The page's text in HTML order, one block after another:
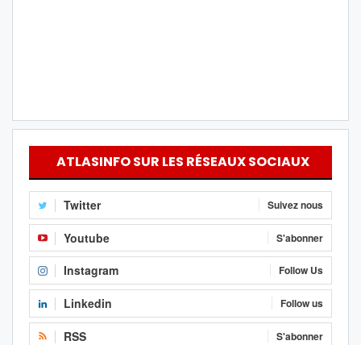
ATLASINFO SUR LES RÉSEAUX SOCIAUX
Twitter Suivez nous
Youtube S'abonner
Instagram Follow Us
Linkedin Follow us
RSS S'abonner